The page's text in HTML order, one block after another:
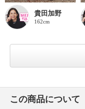
貴田加野
162cm
この商品について